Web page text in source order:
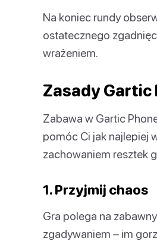
Na koniec rundy
ostatecznego
wrażeniem.
Zasady Gartic
Zabawa w Gartic
pomóc Ci jak najlepiej
zachowaniem resztek
1. Przyjmij chaos
Gra polega na
zgadywaniem – im